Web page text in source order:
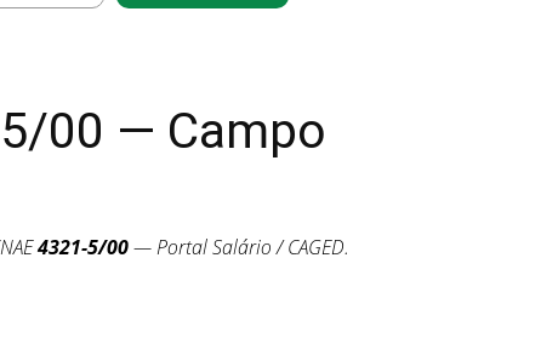
00 — Campo
4321-5/00— Portal Salário / CAGED.